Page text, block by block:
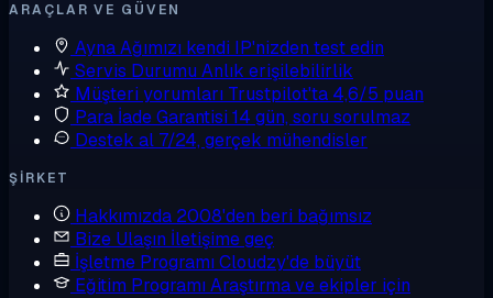
ARAÇLAR VE GÜVEN
AynaAğımızı kendi IP'nizden test edin
Servis Durumu Anlık erişilebilirlik
Müşteri yorumları Trustpilot'ta 4,6/5 puan
Para İade Garantisi 14 gün, soru sorulmaz
Destek al 7/24, gerçek mühendisler
ŞIRKET
Hakkımızda 2008'den beri bağımsız
Bize Ulaşın İletişime geç
İşletme Programı Cloudzy'de büyüt
Eğitim Programı Araştırma ve ekipler için